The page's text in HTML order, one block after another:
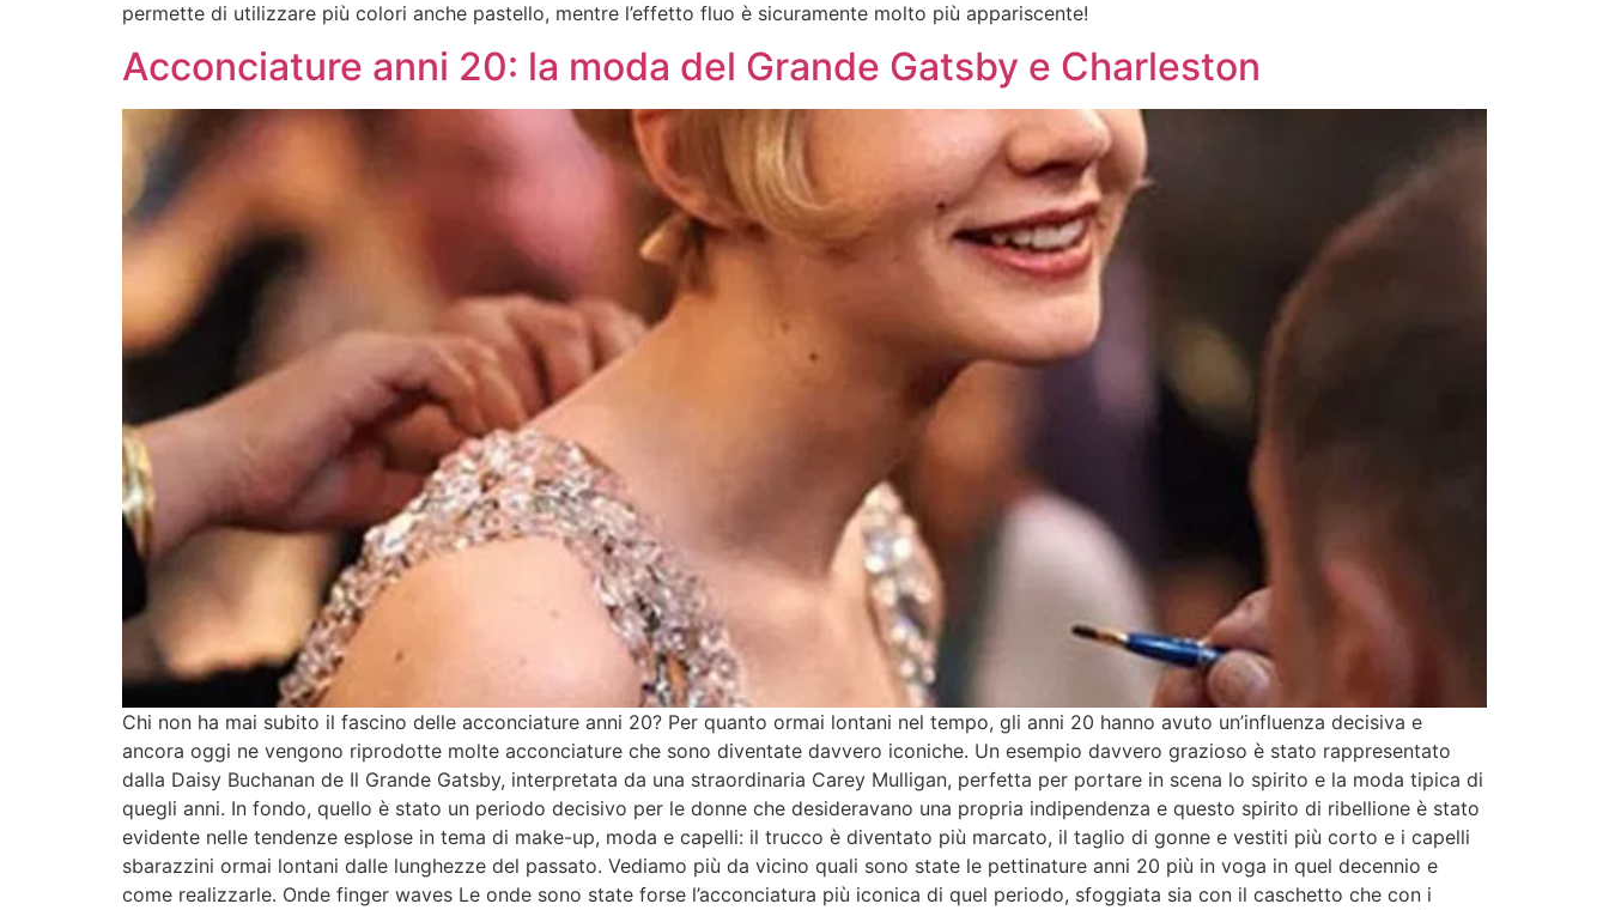
permette di utilizzare più colori anche pastello, mentre l’effetto fluo è sicuramente molto più appariscente!
Acconciature anni 20: la moda del Grande Gatsby e Charleston
Chi non ha mai subito il fascino delle acconciature anni 20? Per quanto ormai lontani nel tempo, gli anni 20 hanno avuto un’influenza decisiva e
ancora oggi ne vengono riprodotte molte acconciature che sono diventate davvero iconiche. Un esempio davvero grazioso è stato rappresentato
dalla Daisy Buchanan de Il Grande Gatsby, interpretata da una straordinaria Carey Mulligan, perfetta per portare in scena lo spirito e la moda tipica di
quegli anni. In fondo, quello è stato un periodo decisivo per le donne che desideravano una propria indipendenza e questo spirito di ribellione è stato
evidente nelle tendenze esplose in tema di make-up, moda e capelli: il trucco è diventato più marcato, il taglio di gonne e vestiti più corto e i capelli
sbarazzini ormai lontani dalle lunghezze del passato. Vediamo più da vicino quali sono state le pettinature anni 20 più in voga in quel decennio e
come realizzarle. Onde finger waves Le onde sono state forse l’acconciatura più iconica di quel periodo, sfoggiata sia con il caschetto che con i